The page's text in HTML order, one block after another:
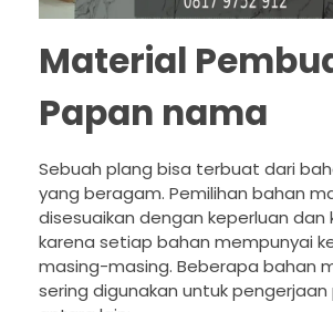
Material
Papan nama
Sebuah plang bisa terbuat dari
yang beragam. Pemilihan bahan
disesuaikan dengan keperluan dan
karena setiap bahan mempunyai
masing-masing. Beberapa bahan
sering digunakan untuk